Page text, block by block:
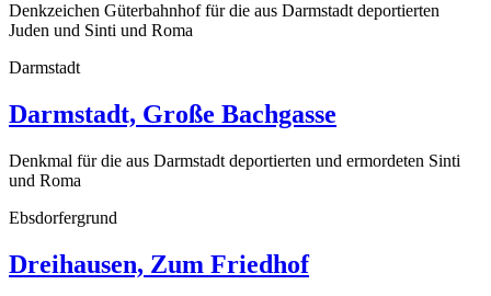
Denkzeichen Güterbahnhof für die aus Darmstadt deportierten
Juden und Sinti und Roma
Darmstadt
Darmstadt, Große Bachgasse
Denkmal für die aus Darmstadt deportierten und ermordeten Sinti
und Roma
Ebsdorfergrund
Dreihausen, Zum Friedhof